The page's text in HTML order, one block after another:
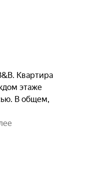
Квартира
этаже
В общем,